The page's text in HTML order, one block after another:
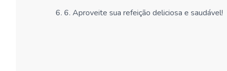
6. 6. Aproveite sua refeição deliciosa e saudável!